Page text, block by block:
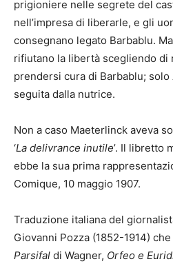
prigioniere nelle segrete del
nell’impresa di liberarle, e gli
consegnano legato Barbablu.
rifiutano la libertà scegliendo di
prendersi cura di Barbablu; solo
seguita dalla nutrice.
Non a caso Maeterlinck aveva
‘La delivrance inutile’. Il libretto
ebbe la sua prima
Comique, 10 maggio 1907.
Traduzione italiana del
Giovanni Pozza (1852-1914)
Parsifal di Wagner, Orfeo e